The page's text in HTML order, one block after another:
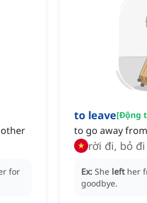
for
to leave[Động
to go away
rời đi, bỏ đi
Ex: She left her
goodbye.